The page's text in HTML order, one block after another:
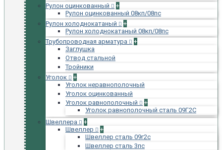
Рулон оцинкованный
+
Рулон оцинкованный 08кп/08пс
Рулон холоднокатаный
+
Рулон холоднокатаный 08кп/08пс
Трубопроводная арматура
+
Заглушка
Отвод стальной
Тройники
Уголок
+
Уголок неравнополочный
Уголок оцинкованный
Уголок равнополочный
+
Уголок равнополочный сталь 09Г2С
Швеллера
+
Швеллер
+
Швеллер сталь 09г2с
Швеллер сталь 3пс